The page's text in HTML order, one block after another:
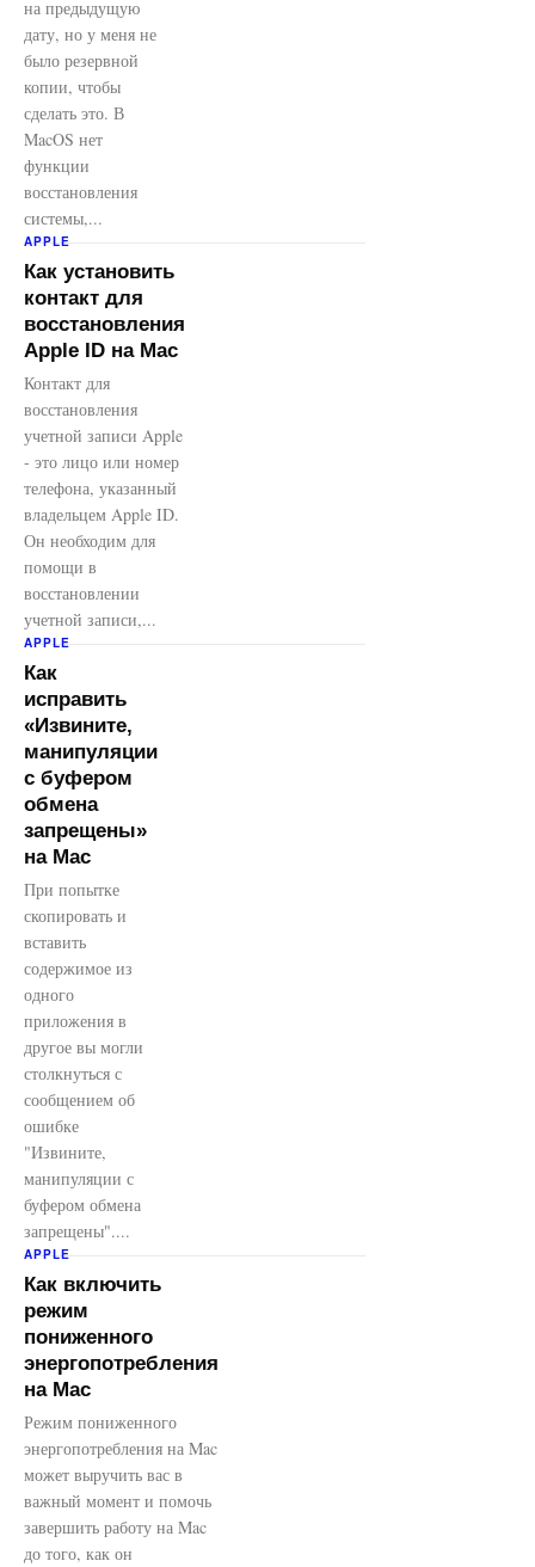
на предыдущую
дату, но у меня не
было резервной
копии, чтобы
сделать это. В
MacOS нет
функции
восстановления
системы,...
APPLE
Как установить
контакт для
восстановления
Apple ID на Mac
Контакт для
восстановления
учетной записи Apple
- это лицо или номер
телефона, указанный
владельцем Apple ID.
Он необходим для
помощи в
восстановлении
учетной записи,...
APPLE
Как
исправить
«Извините,
манипуляции
с буфером
обмена
запрещены»
на Mac
При попытке
скопировать и
вставить
содержимое из
одного
приложения в
другое вы могли
столкнуться с
сообщением об
ошибке
"Извините,
манипуляции с
буфером обмена
запрещены"....
APPLE
Как включить
режим
пониженного
энергопотребления
на Mac
Режим пониженного
энергопотребления на Mac
может выручить вас в
важный момент и помочь
завершить работу на Mac
до того, как он